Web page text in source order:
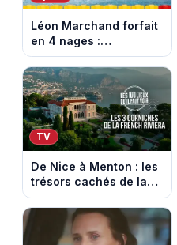
Léon Marchand forfait
en 4 nages :
découvrez son
programme de nage
aux Championnats
d'Europe
TV
De Nice à Menton : les
trésors cachés de la
French Riviera dévoilés
dans les 100 lieux qu'il
faut voir